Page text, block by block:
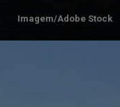
Imagem/Adobe Stock